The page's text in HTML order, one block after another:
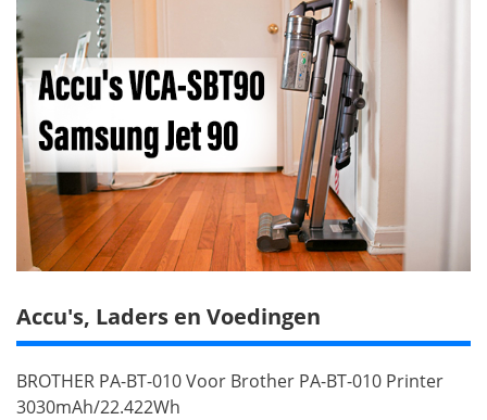
Accu's, Laders en Voedingen
BROTHER PA-BT-010 Voor Brother PA-BT-010 Printer
3030mAh/22.422Wh